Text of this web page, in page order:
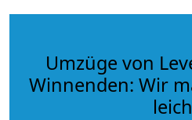
Umzüge von
Winnenden: Wir